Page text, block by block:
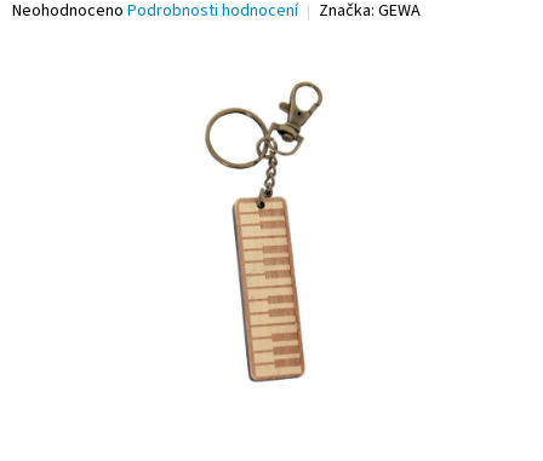
Průměrné
Neohodnoceno Podrobnosti hodnocení Značka: GEWA